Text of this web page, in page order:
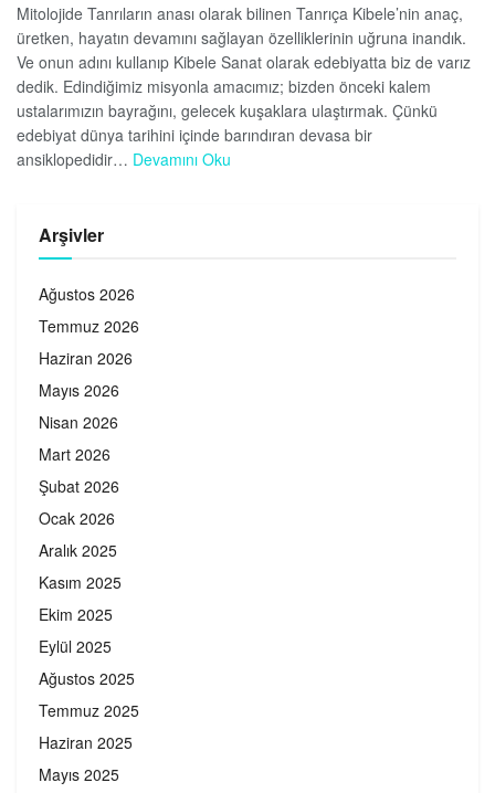
Mitolojide Tanrıların anası olarak bilinen Tanrıça Kibele’nin anaç,
üretken, hayatın devamını sağlayan özelliklerinin uğruna inandık.
Ve onun adını kullanıp Kibele Sanat olarak edebiyatta biz de varız
dedik. Edindiğimiz misyonla amacımız; bizden önceki kalem
ustalarımızın bayrağını, gelecek kuşaklara ulaştırmak. Çünkü
edebiyat dünya tarihini içinde barındıran devasa bir
ansiklopedidir… Devamını Oku
Arşivler
Ağustos 2026
Temmuz 2026
Haziran 2026
Mayıs 2026
Nisan 2026
Mart 2026
Şubat 2026
Ocak 2026
Aralık 2025
Kasım 2025
Ekim 2025
Eylül 2025
Ağustos 2025
Temmuz 2025
Haziran 2025
Mayıs 2025